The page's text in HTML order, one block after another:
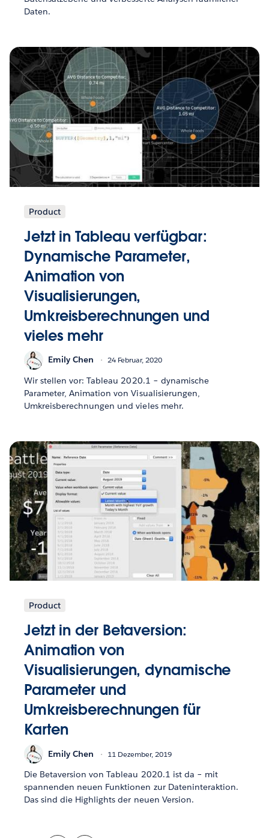
Daten.
Product
Jetzt in Tableau verfügbar:
Dynamische Parameter,
Animation von
Visualisierungen,
Umkreisberechnungen und
vieles mehr
Emily Chen 24 Februar, 2020
Wir stellen vor: Tableau 2020.1 – dynamische
Parameter, Animation von Visualisierungen,
Umkreisberechnungen und vieles mehr.
Product
Jetzt in der Betaversion:
Animation von
Visualisierungen, dynamische
Parameter und
Umkreisberechnungen für
Karten
Emily Chen 11 Dezember, 2019
Die Betaversion von Tableau 2020.1 ist da – mit
spannenden neuen Funktionen zur Dateninteraktion.
Das sind die Highlights der neuen Version.